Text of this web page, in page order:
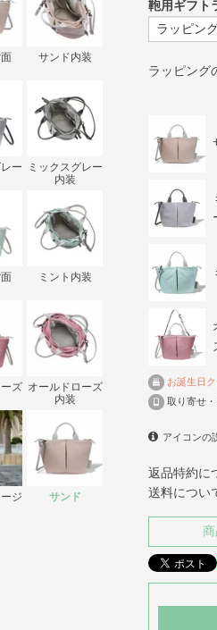
サンド内装
ー
ミックスグレー
内装
ミント内装
ズ オールドローズ
内装
ジ サンド
鞄用ギフト
ラッピング
お誕生日
取り寄せ
アイコンの
返品特約に
送料につい